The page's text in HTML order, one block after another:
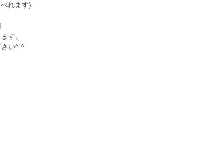
れます)
す。
い^ ^